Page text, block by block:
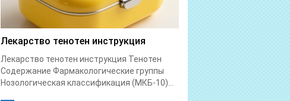
Лекарство тенотен инструкция
Лекарство тенотен инструкция Тенотен
Содержание Фармакологические группы
Нозологическая классификация (МКБ-10)...